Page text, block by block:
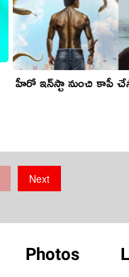
హీరో ఇన్‌స్టా నుంచి కాపీ
Next
Photos